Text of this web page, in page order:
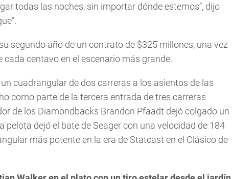
todas las noches, sin importar dónde estemos”, dijo
segundo año de un contrato de $325 millones, una vez
centavo en el escenario más grande.
cuadrangular de dos carreras a los asientos de las
como parte de la tercera entrada de tres carreras
de los Diamondbacks Brandon Pfaadt dejó colgado un
pelota dejó el bate de Seager con una velocidad de 184
más potente en la era de Statcast en el Clásico de